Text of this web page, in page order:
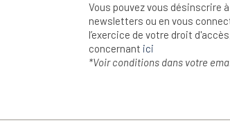
Vous pouvez vous désinscrire
newsletters ou en vous
l’exercice de votre droit
concernant ici
*Voir conditions dans votre